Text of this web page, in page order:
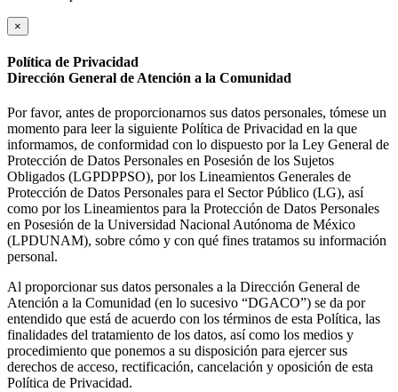
×
Política de Privacidad
Dirección General de Atención a la Comunidad
Por favor, antes de proporcionarnos sus datos personales, tómese un
momento para leer la siguiente Política de Privacidad en la que
informamos, de conformidad con lo dispuesto por la Ley General de
Protección de Datos Personales en Posesión de los Sujetos
Obligados (LGPDPPSO), por los Lineamientos Generales de
Protección de Datos Personales para el Sector Público (LG), así
como por los Lineamientos para la Protección de Datos Personales
en Posesión de la Universidad Nacional Autónoma de México
(LPDUNAM), sobre cómo y con qué fines tratamos su información
personal.
Al proporcionar sus datos personales a la Dirección General de
Atención a la Comunidad (en lo sucesivo “DGACO”) se da por
entendido que está de acuerdo con los términos de esta Política, las
finalidades del tratamiento de los datos, así como los medios y
procedimiento que ponemos a su disposición para ejercer sus
derechos de acceso, rectificación, cancelación y oposición de esta
Política de Privacidad.